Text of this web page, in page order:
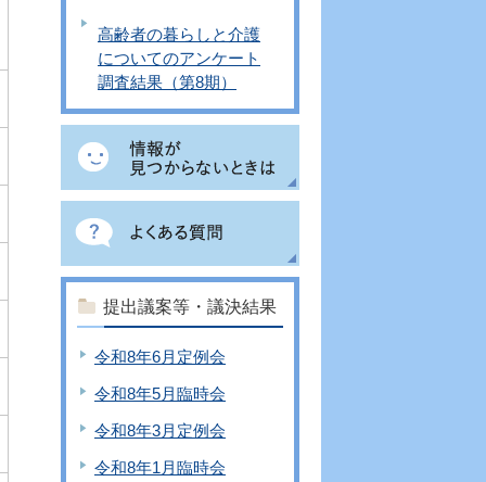
高齢者の暮らしと介護
についてのアンケート
調査結果（第8期）
提出議案等・議決結果
令和8年6月定例会
令和8年5月臨時会
令和8年3月定例会
令和8年1月臨時会